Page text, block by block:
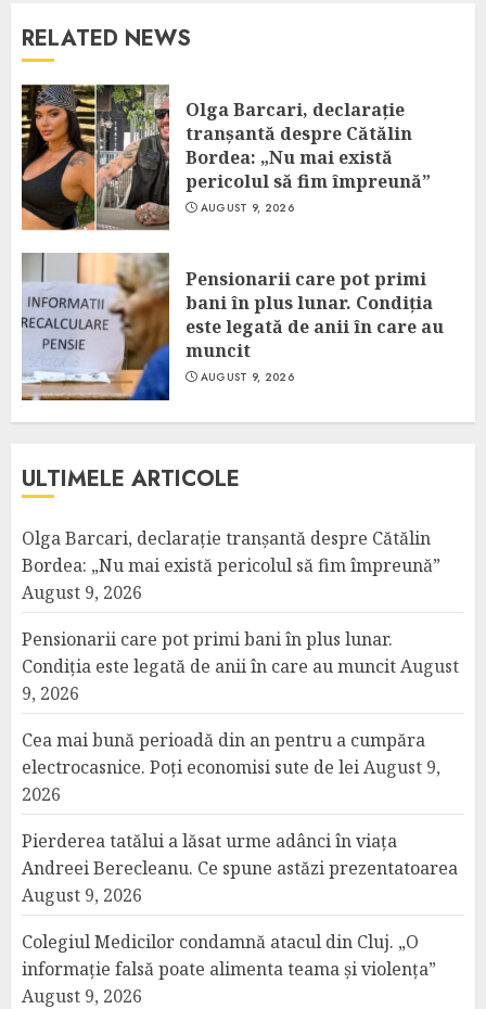
RELATED NEWS
Olga Barcari, declarație
tranșantă despre Cătălin
Bordea: „Nu mai există
pericolul să fim împreună”
AUGUST 9, 2026
Pensionarii care pot primi
bani în plus lunar. Condiția
este legată de anii în care au
muncit
AUGUST 9, 2026
ULTIMELE ARTICOLE
Olga Barcari, declarație tranșantă despre Cătălin
Bordea: „Nu mai există pericolul să fim împreună”
August 9, 2026
Pensionarii care pot primi bani în plus lunar.
Condiția este legată de anii în care au muncitAugust
9, 2026
Cea mai bună perioadă din an pentru a cumpăra
electrocasnice. Poți economisi sute de leiAugust 9,
2026
Pierderea tatălui a lăsat urme adânci în viața
Andreei Berecleanu. Ce spune astăzi prezentatoarea
August 9, 2026
Colegiul Medicilor condamnă atacul din Cluj. „O
informație falsă poate alimenta teama și violența”
August 9, 2026